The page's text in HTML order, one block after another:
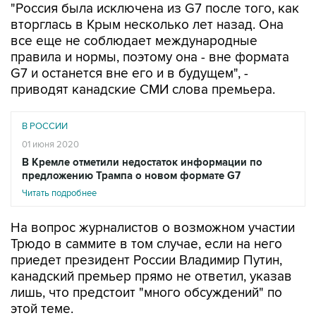
"Россия была исключена из G7 после того, как
вторглась в Крым несколько лет назад. Она
все еще не соблюдает международные
правила и нормы, поэтому она - вне формата
G7 и останется вне его и в будущем", -
приводят канадские СМИ слова премьера.
В РОССИИ
01 июня 2020
В Кремле отметили недостаток информации по
предложению Трампа о новом формате G7
Читать подробнее
На вопрос журналистов о возможном участии
Трюдо в саммите в том случае, если на него
приедет президент России Владимир Путин,
канадский премьер прямо не ответил, указав
лишь, что предстоит "много обсуждений" по
этой теме.